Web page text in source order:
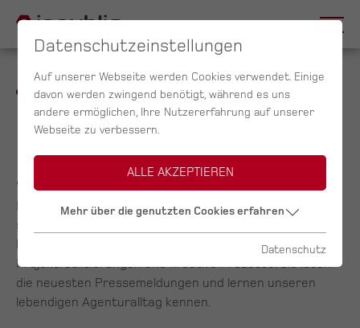
News &Presse
Willkommen im Presse- und Newsbereich von inpublic.
Hier finden Sie aktuelle Beiträge über Events,
spannende Projekte und aktuelle Trends. Hier
bekommen Sie Einblicke in erfolgreiche
Projektrealisierungen und kreative Prozesse. Sie lesen
die neuesten Pressemeldungen und lernen unseren
lebendigen Agenturalltag kennen.
Datenschutzeinstellungen
Auf unserer Webseite werden Cookies verwendet. Einige
davon werden zwingend benötigt, während es uns
andere ermöglichen, Ihre Nutzererfahrung auf unserer
Webseite zu verbessern.
ALLE AKZEPTIEREN
Mehr über die genutzten Cookies erfahren
Datenschutz